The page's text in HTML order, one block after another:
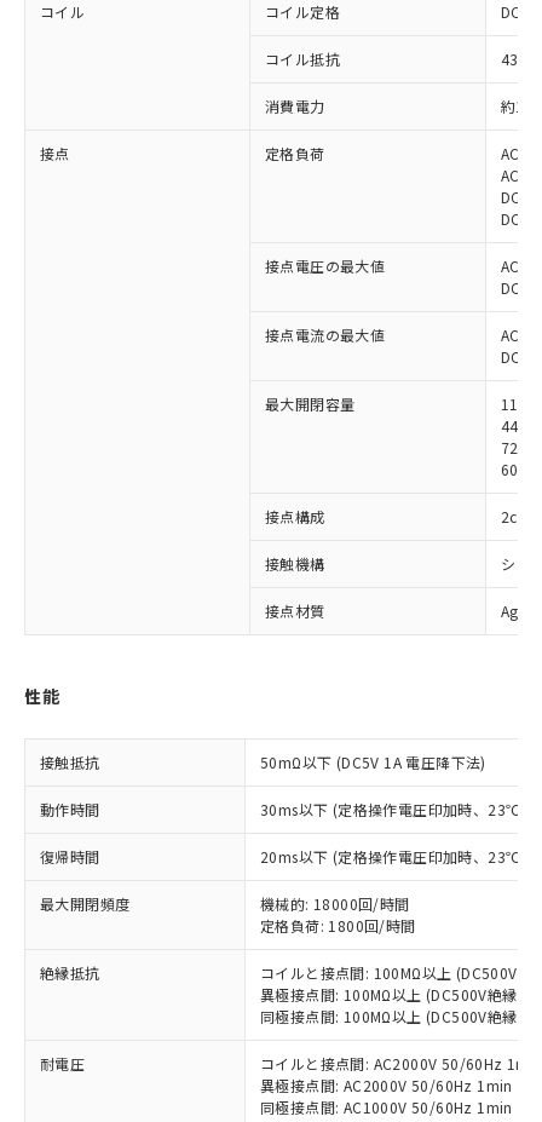
コイル コイル定格
コイル抵抗 430Ω
消費電力 約1.6
接点 定格負荷
接点電圧の最大値
接点電流の最大値
AC:
DC:
最大開閉容量
72W
60W
接点構成 2c
接触機構 シン
接点材質 Ag
性能
接触抵抗 50mΩ以下 (DC5V 1A 電圧降下法)
動作時間 30ms以下 (定格操作電圧印加時、23℃、
復帰時間 20ms以下 (定格操作電圧印加時、23℃、
最大開閉頻度
機械的: 18000回/時間
定格負荷: 1800回/時間
絶縁抵抗
コイルと接点間: 100MΩ以上 (DC500V絶
異極接点間: 100MΩ以上 (DC500V絶縁抵
同極接点間: 100MΩ以上 (DC500V絶縁抵
耐電圧
コイルと接点間: AC2000V 50/60Hz 1min
異極接点間: AC2000V 50/60Hz 1min
同極接点間: AC1000V 50/60Hz 1min
ご利用条件
以下の条件をお読みいただき、同意のうえ
ご利用ください。
本サービスは、当社制御機器事業取扱
商品の当社在庫状況および標準価格
(税抜)を提供させていただくもので
当社制御機器事業取扱商品の中には、
本サービスの対象外となる商品もある
在庫状況および標準価格照会結果は、
記載している更新日時点での社内デー
対応予定：EU RoHS指令（10物質）の非含
有に対応した製品に切り替える予定のある
対応予定なし：EU RoHS指令（10物質）の
非含有に非対応の商品で、対応品を出す予
定はありません。
調査・確認中：EU RoHS指令（10物質）の
非含有の対応状況を調査中または確認中の
非該当品：ライセンス料など無形物で、有
害物質有無と関係のない商品です。
仕入先様の事情により、非含有部品として
いたものが、含有品と判明した場合などや
むを得ず変更することがあります。
*EU RoHS指令（10物質）：
※1 中国RoHS○×表
「○」：最大均質材料含有率が中国RoHSの
基準値以下であることを示します。
「×」：最大均質材料含有率が中国RoHSの
基準値を超えていることを示します。
「－」：未確認です。当社販売部門へお問
当社は、これら貴社製品のうち、外国
為替および外国貿易法に定める商品
（以下｢規制貨物等」という）を輸出